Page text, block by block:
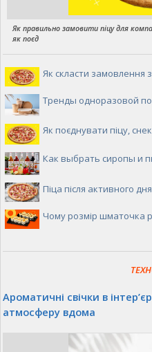
Як правильно замовити піцу для
як поєд
Як скласти замовлення
Тренды одноразовой
Як поєднувати піцу,
Как выбрать сиропы и
Піца після активного
Чому розмір шматочка
Ароматичні свічки в
атмосферу вдома